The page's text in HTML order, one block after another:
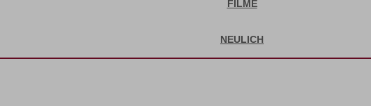
FILME
NEULICH